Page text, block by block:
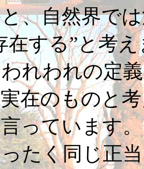
、自然界で
在する”と考
れわれの定
在のものと
っています
たく同じ正